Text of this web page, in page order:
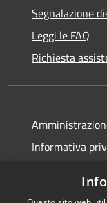
Segnalazione
Leggi le FAQ
Richiesta
Informativa
Dichiarazione